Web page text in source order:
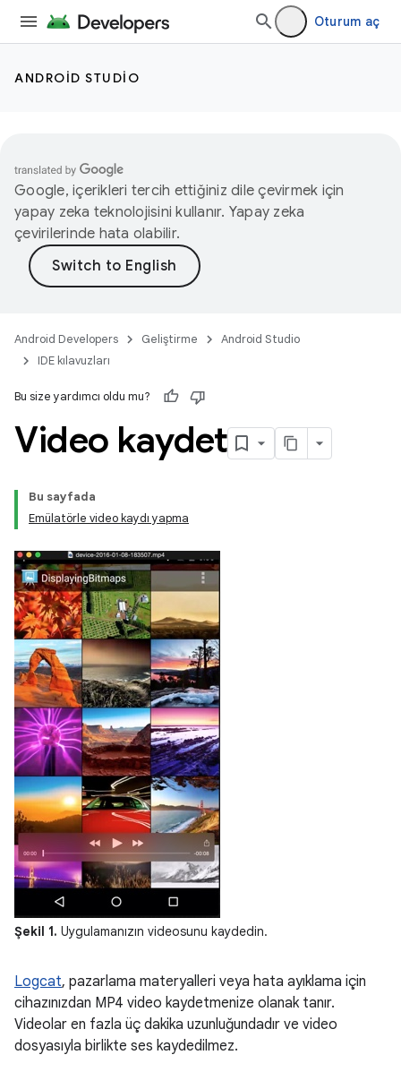
Oturum aç
ANDROID STUDIO
Google, içerikleri tercih ettiğiniz dile çevirmek için
yapay zeka teknolojisini kullanır. Yapay zeka
çevirilerinde hata olabilir.
Android Developers Geliştirme
Android Studio
IDE kılavuzları
Bu size yardımcı oldu mu?
Video kaydet
Bu sayfada
Emülatörle video kaydı yapma
Şekil 1. Uygulamanızın videosunu kaydedin.
Logcat, pazarlama materyalleri veya hata ayıklama için
cihazınızdan MP4 video kaydetmenize olanak tanır.
Videolar en fazla üç dakika uzunluğundadır ve video
dosyasıyla birlikte ses kaydedilmez.